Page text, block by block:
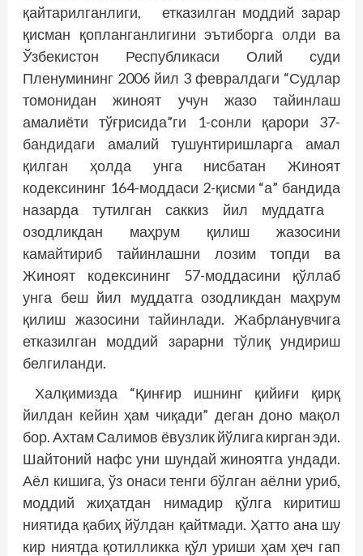
қайтарилганлиги, етказилган моддий зарар
қисман қопланганлигини эътиборга олди ва
Ўзбекистон Республикаси Олий суди
Пленумининг 2006 йил 3 февралдаги “Судлар
томонидан жиноят учун жазо тайинлаш
амалиёти тўғрисида”ги 1-сонли қарори 37-
бандидаги амалий тушунтириш­ларга амал
қилган ҳолда унга нисбатан Жиноят
кодексининг 164-моддаси 2-қисми “а” бандида
назарда тутилган саккиз йил муддатга
озодликдан маҳрум қилиш жазосини
камайтириб тайинлашни лозим топди ва
Жиноят кодексининг 57-моддасини қўллаб
унга беш йил муддатга озодликдан маҳрум
қилиш жазосини тайинлади. Жабрланувчига
етказилган моддий зарарни тўлиқ ундириш
белгиланди.
Халқимизда “Қинғир ишнинг қийиғи қирқ
йилдан кейин ҳам чиқади” деган доно мақол
бор. Ахтам Салимов ёвузлик йўлига кирган эди.
Шайтоний нафс уни шундай жиноятга ундади.
Аёл кишига, ўз онаси тенги бўлган аёлни уриб,
моддий жиҳатдан нимадир қўлга киритиш
ниятида қабиҳ йўлдан қайтмади. Ҳатто ана шу
кир ниятда қотилликка қўл уриши ҳам ҳеч гап